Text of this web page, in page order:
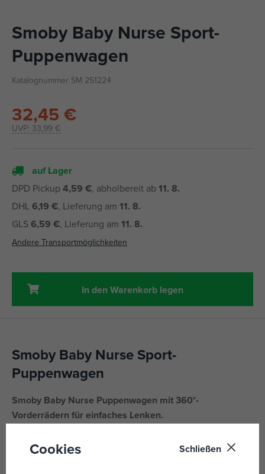
Smoby Baby Nurse Sport-
Puppenwagen
Katalognummer SM 251224
UVP: 33,99 €
32,45 €
auf Lager
DPD Pickup 4,59 €, abholbereit ab 11. 8.
DHL6,19 €, Lieferung am 11. 8.
GLS6,59 €, Lieferung am 11. 8.
Andere Transportmöglichkeiten
In den Warenkorb legen
Smoby Baby Nurse Sport-
Puppenwagen
Smoby Baby Nurse Puppenwagen mit 360°-
Vorderrädern für einfaches Lenken.
und daher einfach zu handhaben. Dank des
Cookies Schließen